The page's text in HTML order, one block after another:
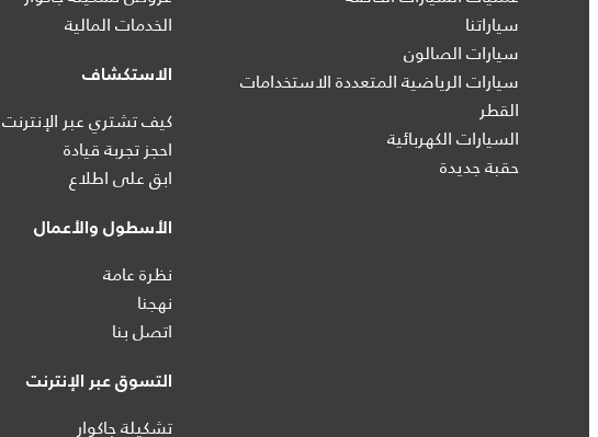
سياراتنا
سيارات الصالون
سيارات الرياضية المتعددة الاستخدامات
القطر
السيارات الكهربائية
حقبة جديدة
الخدمات المالية
الاستكشاف
كيف تشتري عبر الإنترنت
احجز تجربة قيادة
ابق على اطلاع
الأسطول والأعمال
نظرة عامة
نهجنا
اتصل بنا
التسوق عبر الإنترنت
تشكيلة جاكوار